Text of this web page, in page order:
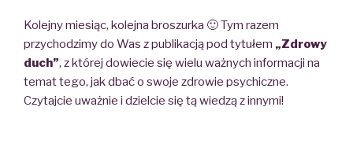
Kolejny miesiąc, kolejna broszurka 🙂 Tym razem
przychodzimy do Was z publikacją pod tytułem „Zdrowy
duch”, z której dowiecie się wielu ważnych informacji na
temat tego, jak dbać o swoje zdrowie psychiczne.
Czytajcie uważnie i dzielcie się tą wiedzą z innymi!